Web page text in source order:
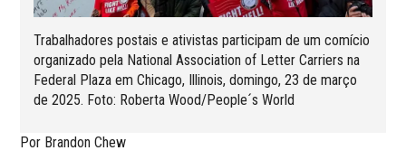
Trabalhadores postais e ativistas participam de um comício
organizado pela National Association of Letter Carriers na
Federal Plaza em Chicago, Illinois, domingo, 23 de março
de 2025. Foto: Roberta Wood/People´s World
Por Brandon Chew